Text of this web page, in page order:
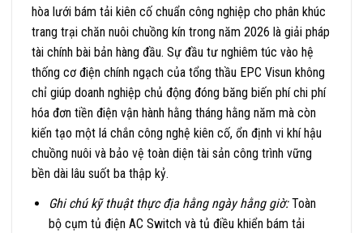
hòa lưới bám tải kiên cố chuẩn công nghiệp cho phân khúc
trang trại chăn nuôi chuồng kín trong năm 2026 là giải pháp
tài chính bài bản hàng đầu. Sự đầu tư nghiêm túc vào hệ
thống cơ điện chính ngạch của tổng thầu EPC Visun không
chỉ giúp doanh nghiệp chủ động đóng băng biến phí chi phí
hóa đơn tiền điện vận hành hằng tháng hằng năm mà còn
kiến tạo một lá chắn công nghệ kiên cố, ổn định vi khí hậu
chuồng nuôi và bảo vệ toàn diện tài sản công trình vững
bền dài lâu suốt ba thập kỷ.
Ghi chú kỹ thuật thực địa hằng ngày hằng giờ:Toàn
bộ cụm tủ điện AC Switch và tủ điều khiển bám tải